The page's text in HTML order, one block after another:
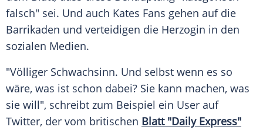
falsch" sei. Und auch Kates Fans gehen auf die
Barrikaden und verteidigen die Herzogin in den
sozialen Medien.
"Völliger Schwachsinn. Und selbst wenn es so
wäre, was ist schon dabei? Sie kann machen, was
sie will", schreibt zum Beispiel ein User auf
Twitter, der vom britischen Blatt "Daily Express"